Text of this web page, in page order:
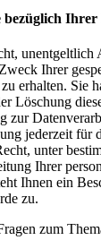
bezüglich Ihrer
unentgeltlich
Ihrer
erhalten. Sie
Löschung
zur
jederzeit für
unter
Ihrer
Ihnen ein
zu.
zum